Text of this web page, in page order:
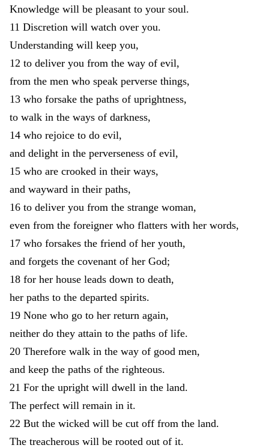
Knowledge will be pleasant to your soul.
11 Discretion will watch over you.
Understanding will keep you,
12 to deliver you from the way of evil,
from the men who speak perverse things,
13 who forsake the paths of uprightness,
to walk in the ways of darkness,
14 who rejoice to do evil,
and delight in the perverseness of evil,
15 who are crooked in their ways,
and wayward in their paths,
16 to deliver you from the strange woman,
even from the foreigner who flatters with her words,
17 who forsakes the friend of her youth,
and forgets the covenant of her God;
18 for her house leads down to death,
her paths to the departed spirits.
19 None who go to her return again,
neither do they attain to the paths of life.
20 Therefore walk in the way of good men,
and keep the paths of the righteous.
21 For the upright will dwell in the land.
The perfect will remain in it.
22 But the wicked will be cut off from the land.
The treacherous will be rooted out of it.